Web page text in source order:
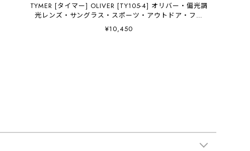
TYMER [タイマー] OLIVER [TY105-4] オリバー・偏光調
光レンズ・サングラス・スポーツ・アウトドア・フェ
ス・日よけ・UVカット・夏小物・アクセサリー・MEN'S
/ LADY'S [2026AW]
¥10,450